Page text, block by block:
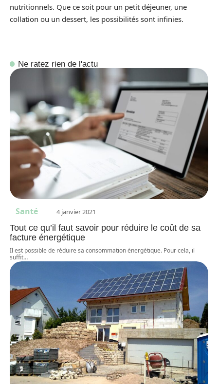
nutritionnels. Que ce soit pour un petit déjeuner, une
collation ou un dessert, les possibilités sont infinies.
Ne ratez rien de l'actu
Santé 4 janvier 2021
Tout ce qu’il faut savoir pour réduire le coût de sa
facture énergétique
Il est possible de réduire sa consommation énergétique. Pour cela, il
suffit…